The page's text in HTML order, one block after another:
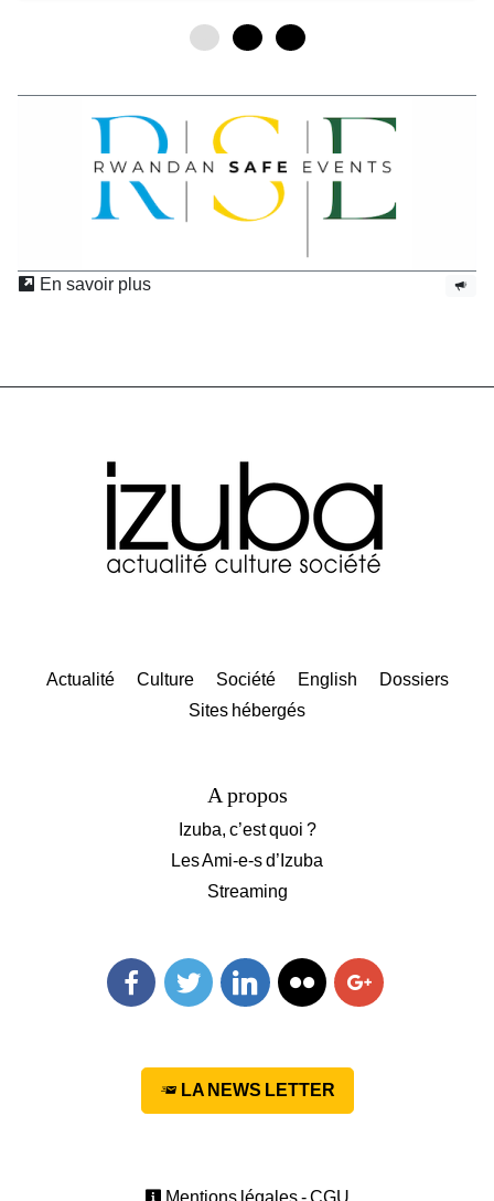
En savoir plus
Actualité Culture Société English
Dossiers
Sites hébergés
A propos
Izuba, c’est quoi ?
Les Ami-e-s d’Izuba
Streaming
LA NEWS LETTER
Mentions légales - CGU